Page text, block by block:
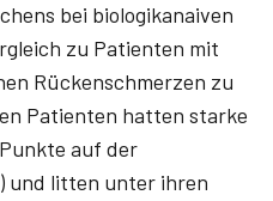
bei biologikanaiven
zu Patienten mit
Rückenschmerzen zu
Patienten hatten starke
auf der
und litten unter ihren